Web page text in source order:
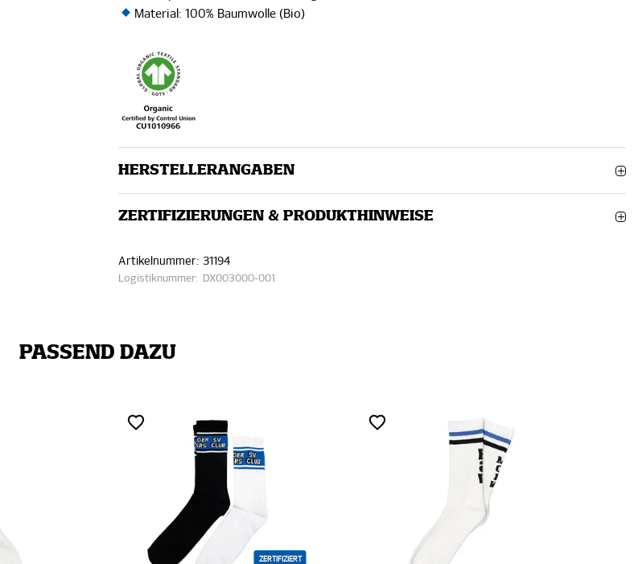
Material: 100% Baumwolle (Bio)
HERSTELLERANGABEN
ZERTIFIZIERUNGEN & PRODUKTHINWEISE
Artikelnummer: 31194
Logistiknummer: DX003000-001
PASSEND DAZU
ZERTIFIZIERT